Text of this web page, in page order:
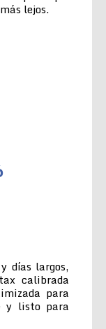
lejos.
días largos,
calibrada
para
y listo para